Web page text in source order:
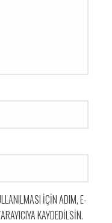
IÇIN ADIM, E-
KAYDEDILSIN.